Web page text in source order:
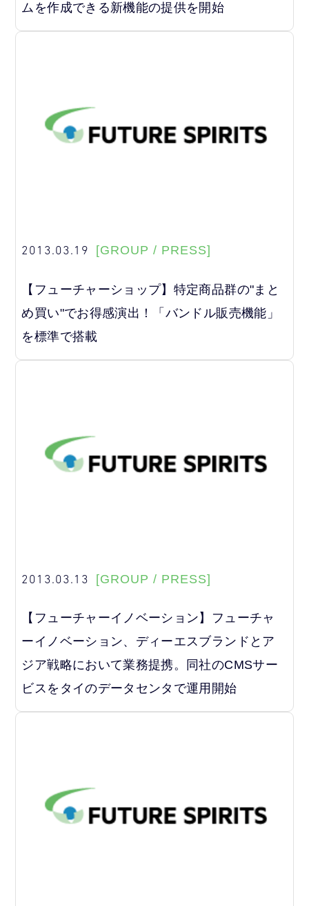
ムを作成できる新機能の提供を開始
2013.03.19 [GROUP / PRESS]
【フューチャーショップ】特定商品群の"まと
め買い"でお得感演出！「バンドル販売機能」
を標準で搭載
2013.03.13 [GROUP / PRESS]
【フューチャーイノベーション】フューチャ
ーイノベーション、ディーエスブランドとア
ジア戦略において業務提携。同社のCMSサー
ビスをタイのデータセンタで運用開始